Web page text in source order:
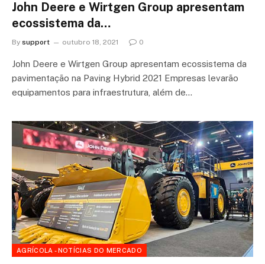
John Deere e Wirtgen Group apresentam
ecossistema da…
By support outubro 18, 2021 0
John Deere e Wirtgen Group apresentam ecossistema da
pavimentação na Paving Hybrid 2021 Empresas levarão
equipamentos para infraestrutura, além de…
AGRÍCOLA - NOTÍCIAS DO MERCADO